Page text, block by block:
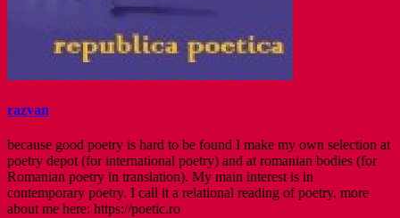
razvan
because good poetry is hard to be found I make my own selection at
poetry depot (for international poetry) and at romanian bodies (for
Romanian poetry in translation). My main interest is in
contemporary poetry. I call it a relational reading of poetry. more
about me here: https://poetic.ro